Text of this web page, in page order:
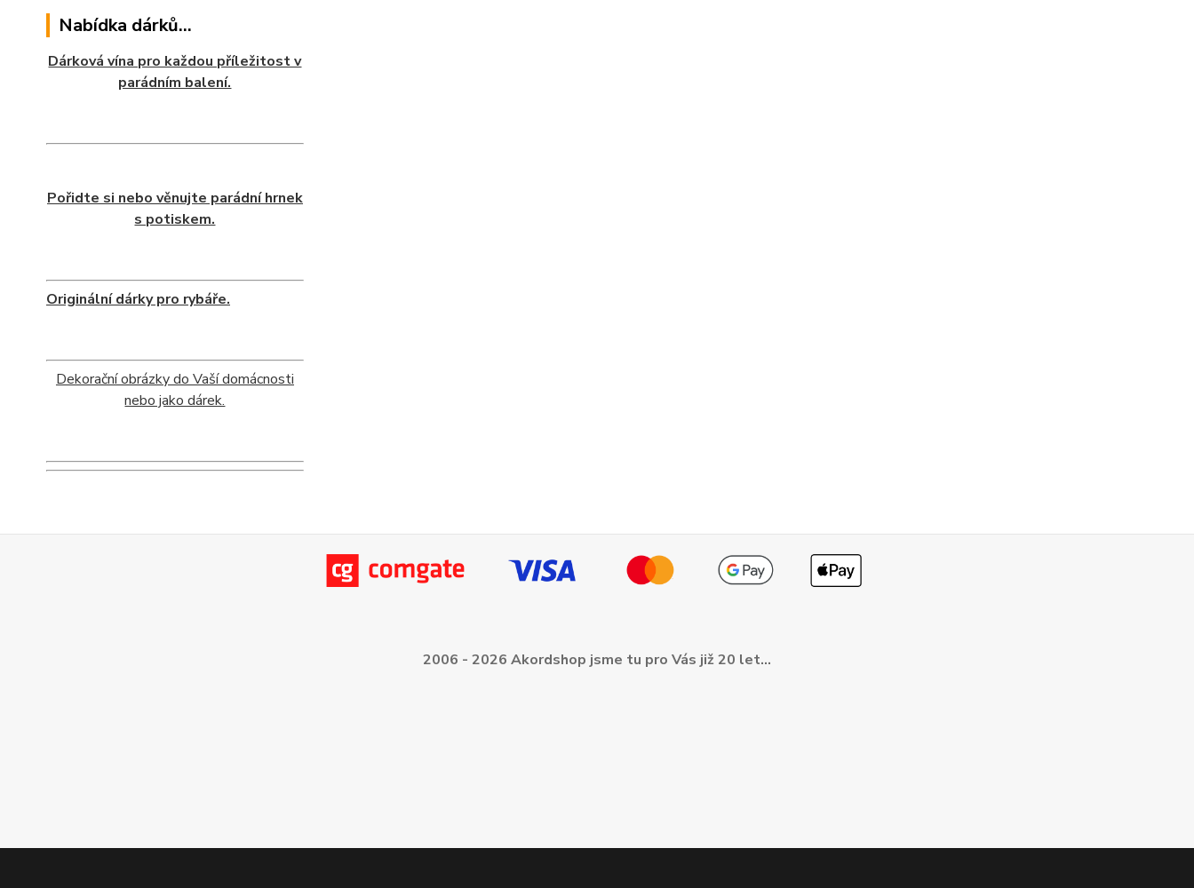
Nabídka dárků...
Dárková vína pro každou příležitost v
parádním balení.
Pořidte si nebo věnujte parádní hrnek
s potiskem.
Originální dárky pro rybáře.
Dekorační obrázky do Vaší domácnosti
nebo jako dárek.
2006 - 2026 Akordshop jsme tu pro Vás již 20 let...